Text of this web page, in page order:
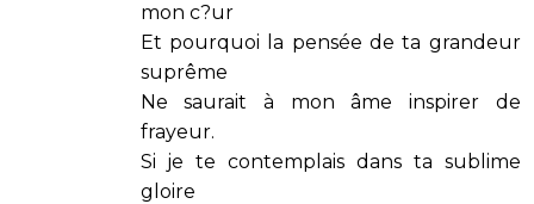
mon c?ur
Et pourquoi la pensée de ta grandeur
suprême
Ne saurait à mon âme inspirer de
frayeur.
Si je te contemplais dans ta sublime
gloire